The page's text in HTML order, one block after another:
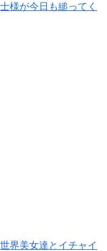
様が今日も縋ってく
界美女達とイチャイ